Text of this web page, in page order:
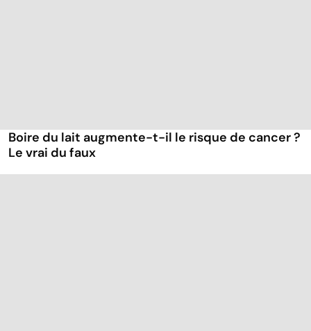
Boire du lait augmente-t-il le risque de cancer ?
Le vrai du faux